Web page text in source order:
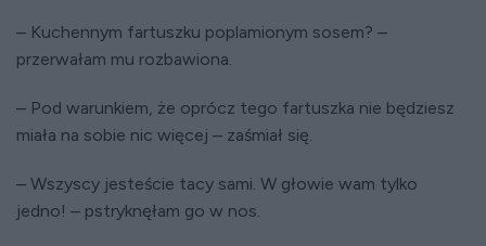
– Kuchennym fartuszku poplamionym sosem? –
przerwałam mu rozbawiona.
– Pod warunkiem, że oprócz tego fartuszka nie będziesz
miała na sobie nic więcej – zaśmiał się.
– Wszyscy jesteście tacy sami. W głowie wam tylko
jedno! – pstryknęłam go w nos.